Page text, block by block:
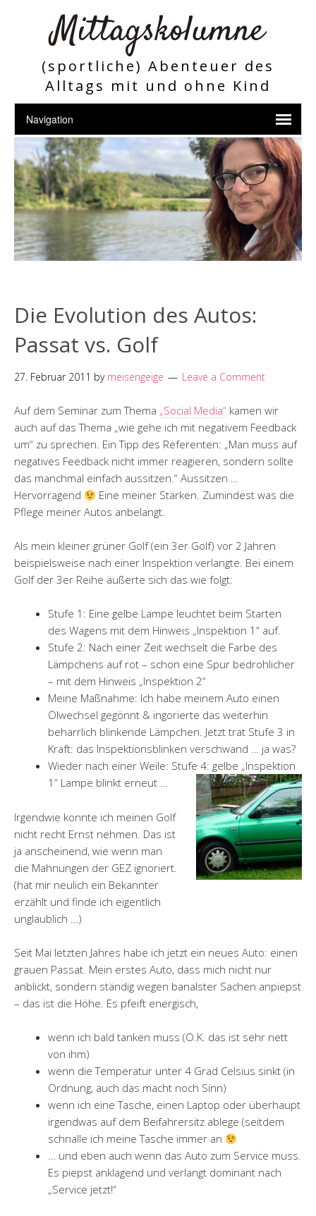
Mittagskolumne
(sportliche) Abenteuer des
Alltags mit und ohne Kind
Die Evolution des Autos:
Passat vs. Golf
27. Februar 2011 by meisengeige Leave a Comment
Auf dem Seminar zum Thema „Social Media“ kamen wir
auch auf das Thema „wie gehe ich mit negativem Feedback
um“ zu sprechen. Ein Tipp des Referenten: „Man muss auf
negatives Feedback nicht immer reagieren, sondern sollte
das manchmal einfach aussitzen.“ Aussitzen …
Hervorragend
Eine meiner Stärken. Zumindest was die
Pflege meiner Autos anbelangt.
Als mein kleiner grüner Golf (ein 3er Golf) vor 2 Jahren
beispielsweise nach einer Inspektion verlangte. Bei einem
Golf der 3er Reihe äußerte sich das wie folgt:
Stufe 1: Eine gelbe Lampe leuchtet beim Starten
des Wagens mit dem Hinweis „Inspektion 1“ auf.
Stufe 2: Nach einer Zeit wechselt die Farbe des
Lämpchens auf rot – schon eine Spur bedrohlicher
– mit dem Hinweis „Inspektion 2“
Meine Maßnahme: Ich habe meinem Auto einen
Ölwechsel gegönnt & ingorierte das weiterhin
beharrlich blinkende Lämpchen. Jetzt trat Stufe 3 in
Kraft: das Inspektionsblinken verschwand … ja was?
Wieder nach einer Weile: Stufe 4: gelbe „Inspektion
1“ Lampe blinkt erneut …
Irgendwie konnte ich meinen Golf
nicht recht Ernst nehmen. Das ist
ja anscheinend, wie wenn man
die Mahnungen der GEZ ignoriert.
(hat mir neulich ein Bekannter
erzählt und finde ich eigentlich
unglaublich …)
Seit Mai letzten Jahres habe ich jetzt ein neues Auto: einen
grauen Passat. Mein erstes Auto, dass mich nicht nur
anblickt, sondern ständig wegen banalster Sachen anpiepst
– das ist die Höhe. Es pfeift energisch,
wenn ich bald tanken muss (O.K. das ist sehr nett
von ihm)
wenn die Temperatur unter 4 Grad Celsius sinkt (in
Ordnung, auch das macht noch Sinn)
wenn ich eine Tasche, einen Laptop oder überhaupt
irgendwas auf dem Beifahrersitz ablege (seitdem
schnalle ich meine Tasche immer an
… und eben auch wenn das Auto zum Service muss.
Es piepst anklagend und verlangt dominant nach
„Service jetzt!“